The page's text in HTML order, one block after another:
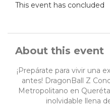
This event has concluded
About this event
¡Prepárate para vivir una
antes! DragonBall Z
Metropolitano en
inolvidable llena